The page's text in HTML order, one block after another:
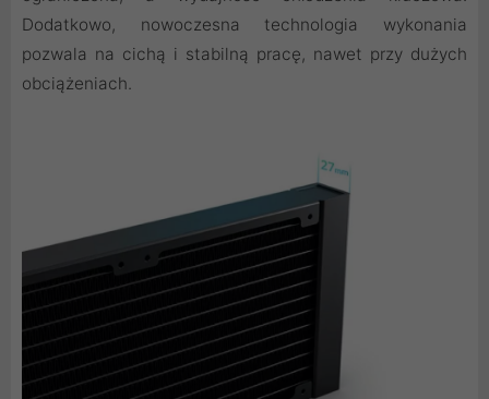
Dodatkowo, nowoczesna technologia wykonania
pozwala na cichą i stabilną pracę, nawet przy dużych
obciążeniach.